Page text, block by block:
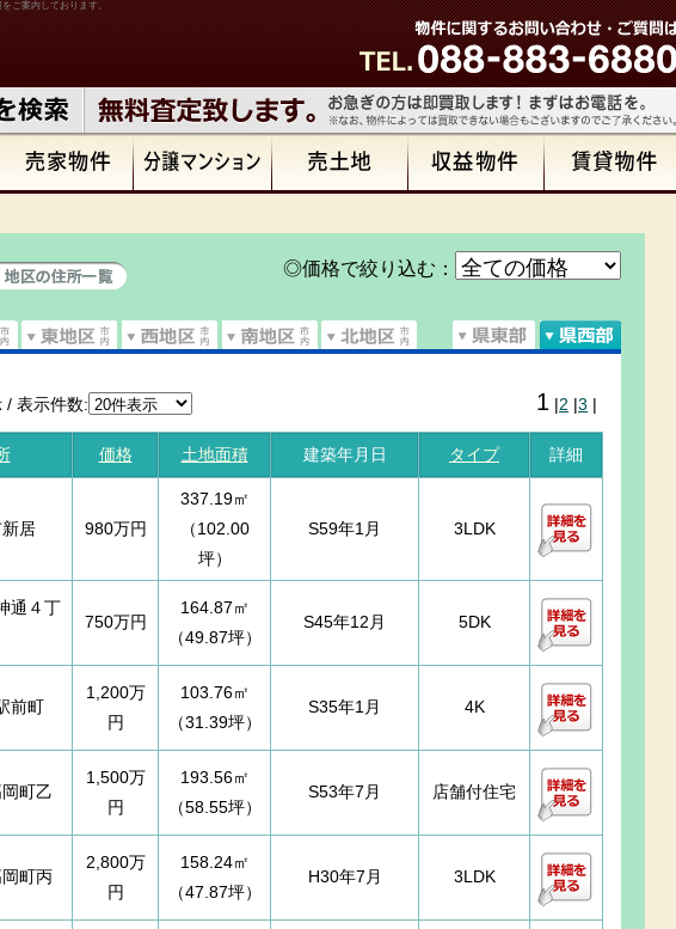
ご案内しております。
◎価格で絞り込む：
表示件数: 1 |2 |3 |
価格 土地面積 建築年月日 タイプ 詳細
居 980万円
337.19㎡
（102.00
坪）
S59年1月 3LDK
通４丁
750万円
164.87㎡
（49.87坪）
S45年12月 5DK
前町
1,200万
円
103.76㎡
（31.39坪）
S35年1月 4K
町乙
1,500万
円
193.56㎡
（58.55坪）
S53年7月 店舗付住宅
町丙
2,800万
円
158.24㎡
（47.87坪）
H30年7月 3LDK